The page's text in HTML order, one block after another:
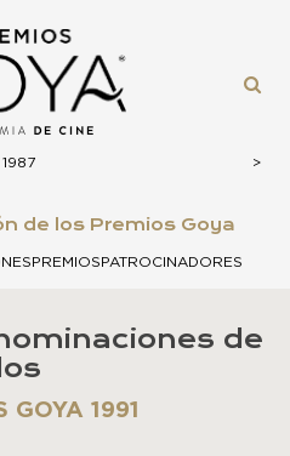
1987 >
>
de los Premios Goya
PREMIOSPATROCINADORES
de
los
GOYA 1991